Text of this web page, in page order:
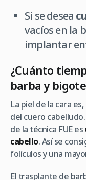
Si se desea
vacíos en la
implantar
¿Cuánto
barba y
La piel de la cara
del cuero
de la técnica FUE es
cabello. Así se
folículos y una
El trasplante de